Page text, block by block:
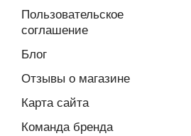
Пользовательское
соглашение
Блог
Отзывы о магазине
Карта сайта
Команда бренда